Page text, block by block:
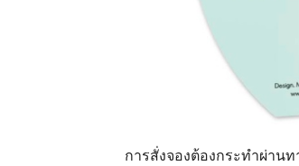
การสั่งจองต้องกระทำผ่าน